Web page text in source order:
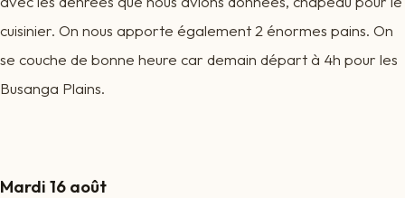
cuisinier. On nous apporte également 2 énormes pains. On
se couche de bonne heure car demain départ à 4h pour les
Busanga Plains.
Mardi 16 août